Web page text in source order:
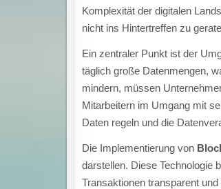
Komplexität der digitalen
nicht ins Hintertreffen zu
Ein zentraler Punkt ist der
täglich große Datenmengen,
mindern, müssen
Mitarbeitern im Umgang mit
Daten regeln und die
Die Implementierung von
darstellen. Diese Technologie
Transaktionen transparent